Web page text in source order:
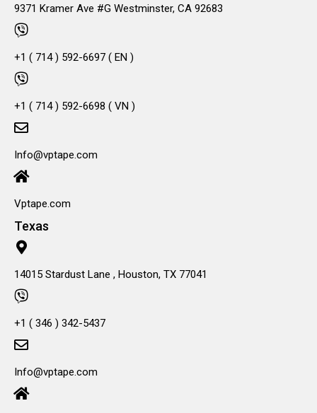
9371 Kramer Ave #G Westminster, CA 92683
+1 ( 714 ) 592-6697 ( EN )
+1 ( 714 ) 592-6698 ( VN )
Info@vptape.com
Vptape.com
Texas
14015 Stardust Lane , Houston, TX 77041
+1 ( 346 ) 342-5437
Info@vptape.com